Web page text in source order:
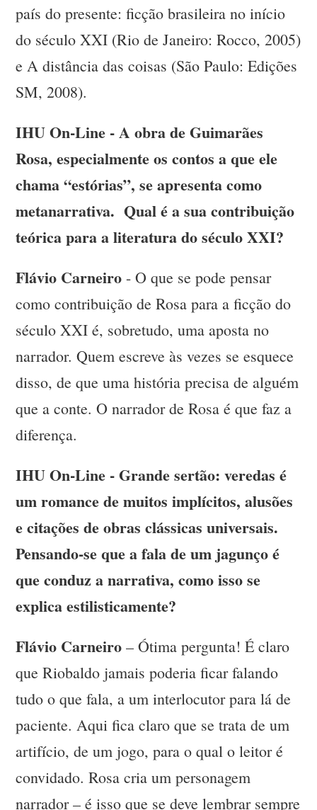
país do presente: ficção brasileira no início
do século XXI (Rio de Janeiro: Rocco, 2005)
e A distância das coisas (São Paulo: Edições
SM, 2008).
IHU On-Line - A obra de Guimarães
Rosa, especialmente os contos a que ele
chama “estórias”, se apresenta como
metanarrativa. Qual é a sua contribuição
teórica para a literatura do século XXI?
Flávio Carneiro - O que se pode pensar
como contribuição de Rosa para a ficção do
século XXI é, sobretudo, uma aposta no
narrador. Quem escreve às vezes se esquece
disso, de que uma história precisa de alguém
que a conte. O narrador de Rosa é que faz a
diferença.
IHU On-Line - Grande sertão: veredas é
um romance de muitos implícitos, alusões
e citações de obras clássicas universais.
Pensando-se que a fala de um jagunço é
que conduz a narrativa, como isso se
explica estilisticamente?
Flávio Carneiro – Ótima pergunta! É claro
que Riobaldo jamais poderia ficar falando
tudo o que fala, a um interlocutor para lá de
paciente. Aqui fica claro que se trata de um
artifício, de um jogo, para o qual o leitor é
convidado. Rosa cria um personagem
narrador – é isso que se deve lembrar sempre